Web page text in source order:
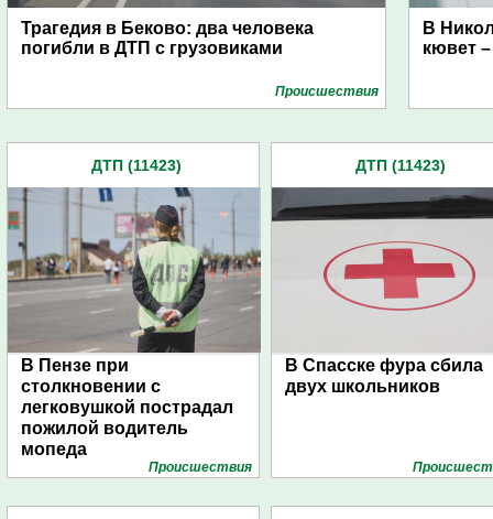
Трагедия в Беково: два человека
погибли в ДТП с грузовиками
Проиcшествия
В
кювет
ДТП (11423)
В Пензе при
столкновении с
легковушкой пострадал
пожилой водитель
мопеда
Проиcшествия
ДТП (11423)
В Спасске фура сбила
двух школьников